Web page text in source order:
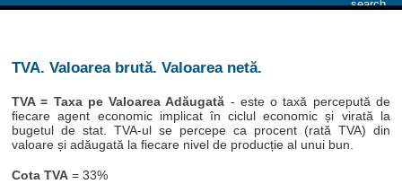
TVA. Valoarea brută. Valoarea netă.
TVA = Taxa pe Valoarea Adăugată - este o taxă percepută de
fiecare agent economic implicat în ciclul economic și virată la
bugetul de stat. TVA-ul se percepe ca procent (rată TVA) din
valoare și adăugată la fiecare nivel de producție al unui bun.
Cota TVA = 33%